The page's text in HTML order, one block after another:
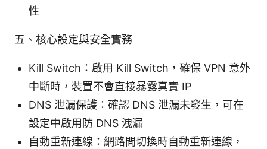
性
五、核心設定與安全實務
Kill Switch：啟用 Kill Switch，確保 VPN 意外
中斷時，裝置不會直接暴露真實 IP
DNS 泄漏保護：確認 DNS 泄漏未發生，可在
設定中啟用防 DNS 洩漏
自動重新連線：網路間切換時自動重新連線，